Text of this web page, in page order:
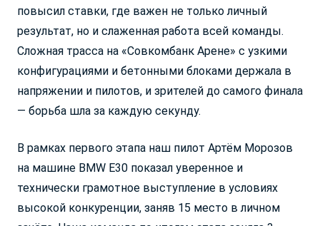
повысил ставки, где важен не только личный
результат, но и слаженная работа всей команды.
Сложная трасса на «Совкомбанк Арене» с узкими
конфигурациями и бетонными блоками держала в
напряжении и пилотов, и зрителей до самого финала
— борьба шла за каждую секунду.
В рамках первого этапа наш пилот Артём Морозов
на машине BMW E30 показал уверенное и
технически грамотное выступление в условиях
высокой конкуренции, заняв 15 место в личном